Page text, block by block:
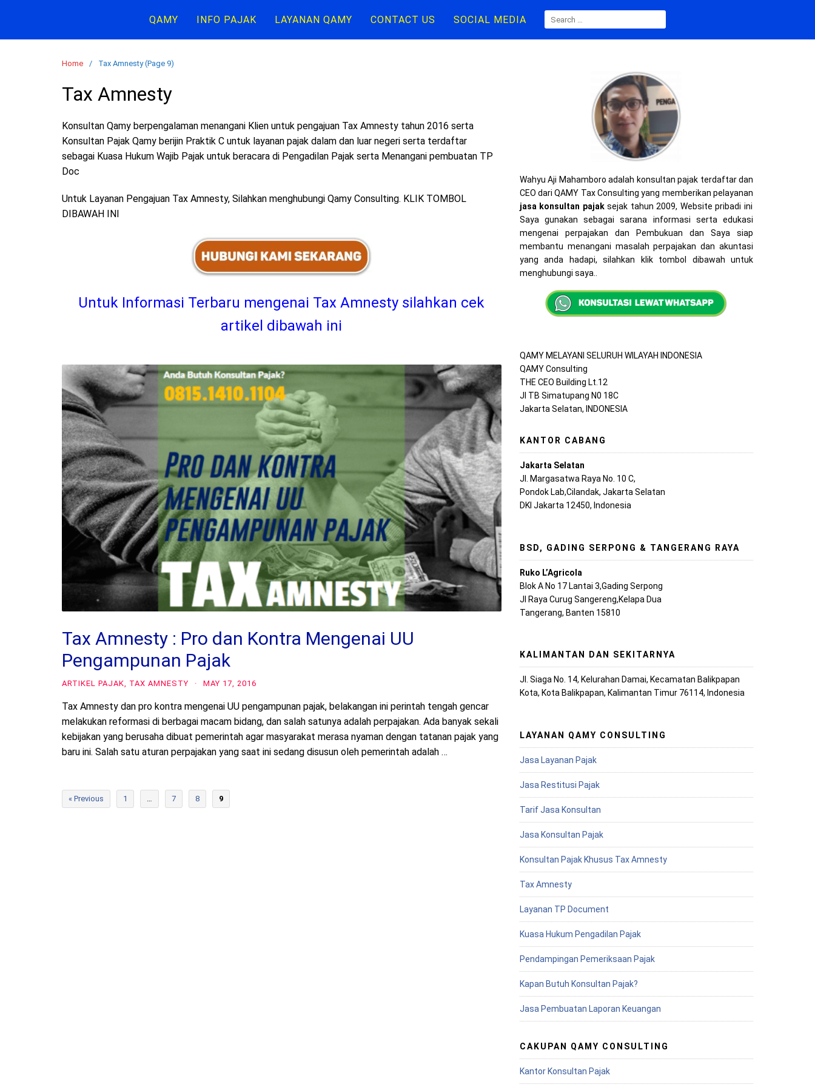
content
QAMY INFO PAJAK LAYANAN QAMY CONTACT US SOCIAL MEDIA
FOR:
Home Tax Amnesty (Page 9)
Tax Amnesty
Konsultan Qamy berpengalaman menangani Klien untuk pengajuan Tax Amnesty tahun 2016 serta
Konsultan Pajak Qamy berijin Praktik C untuk layanan pajak dalam dan luar negeri serta terdaftar
sebagai Kuasa Hukum Wajib Pajak untuk beracara di Pengadilan Pajak serta Menangani pembuatan TP
Doc
Untuk Layanan Pengajuan Tax Amnesty, Silahkan menghubungi Qamy Consulting. KLIK TOMBOL
DIBAWAH INI
Untuk Informasi Terbaru mengenai Tax Amnesty silahkan cek
artikel dibawah ini
Tax Amnesty : Pro dan Kontra Mengenai UU
Pengampunan Pajak
ARTIKEL PAJAK TAX AMNESTY · MAY 17, 2016
Tax Amnesty dan pro kontra mengenai UU pengampunan pajak, belakangan ini perintah tengah gencar
melakukan reformasi di berbagai macam bidang, dan salah satunya adalah perpajakan. Ada banyak sekali
kebijakan yang berusaha dibuat pemerintah agar masyarakat merasa nyaman dengan tatanan pajak yang
baru ini. Salah satu aturan perpajakan yang saat ini sedang disusun oleh pemerintah adalah …
« Previous 1 7 8 9
Wahyu Aji Mahamboro adalah konsultan pajak terdaftar dan
CEO dari QAMY Tax Consulting yang memberikan pelayanan
jasa konsultan pajaksejak tahun 2009, Website pribadi ini
Saya gunakan sebagai sarana informasi serta edukasi
mengenai perpajakan dan Pembukuan dan Saya siap
membantu menangani masalah perpajakan dan akuntasi
yang anda hadapi, silahkan klik tombol dibawah untuk
menghubungi saya..
QAMY MELAYANI SELURUH WILAYAH INDONESIA
QAMY Consulting
THE CEO Building Lt.12
Jl TB Simatupang N0 18C
Jakarta Selatan, INDONESIA
KANTOR CABANG
Jakarta Selatan
Jl. Margasatwa Raya No. 10 C,
Pondok Lab,Cilandak, Jakarta Selatan
DKI Jakarta 12450, Indonesia
BSD, GADING SERPONG & TANGERANG RAYA
Ruko L’Agricola
Blok A No 17 Lantai 3,Gading Serpong
Jl Raya Curug Sangereng,Kelapa Dua
Tangerang, Banten 15810
KALIMANTAN DAN SEKITARNYA
Jl. Siaga No. 14, Kelurahan Damai, Kecamatan Balikpapan
Kota, Kota Balikpapan, Kalimantan Timur 76114, Indonesia
LAYANAN QAMY CONSULTING
Jasa Layanan Pajak
Jasa Restitusi Pajak
Tarif Jasa Konsultan
Jasa Konsultan Pajak
Konsultan Pajak Khusus Tax Amnesty
Tax Amnesty
Layanan TP Document
Kuasa Hukum Pengadilan Pajak
Pendampingan Pemeriksaan Pajak
Kapan Butuh Konsultan Pajak?
Jasa Pembuatan Laporan Keuangan
CAKUPAN QAMY CONSULTING
Kantor Konsultan Pajak